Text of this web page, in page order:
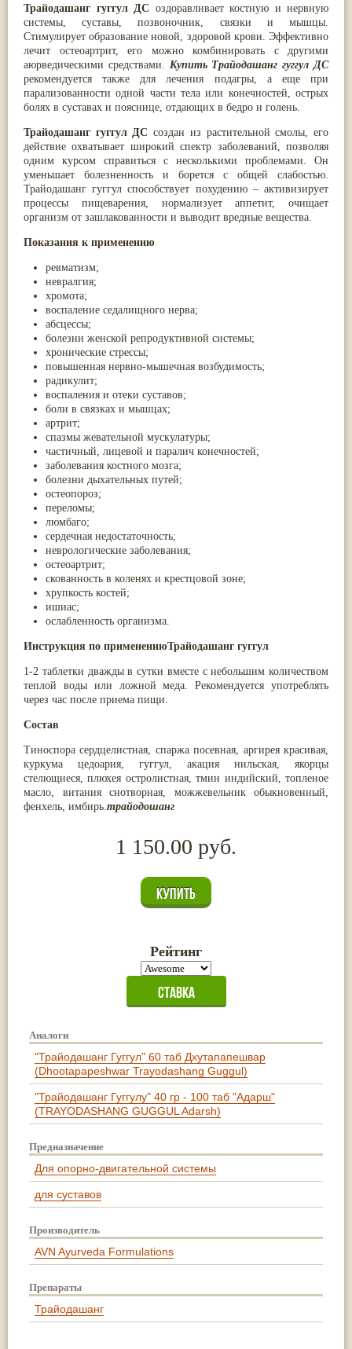
Трайодашанг гуггул ДС оздоравливает костную и нервную
системы, суставы, позвоночник, связки и мышцы.
Стимулирует образование новой, здоровой крови. Эффективно
лечит остеоартрит, его можно комбинировать с другими
аюрведическими средствами. Купить Трайодашанг гуггул ДС
рекомендуется также для лечения подагры, а еще при
парализованности одной части тела или конечностей, острых
болях в суставах и пояснице, отдающих в бедро и голень.
Трайодашанг гуггул ДСсоздан из растительной смолы, его
действие охватывает широкий спектр заболеваний, позволяя
одним курсом справиться с несколькими проблемами. Он
уменьшает болезненность и борется с общей слабостью.
Трайодашанг гуггул способствует похудению – активизирует
процессы пищеварения, нормализует аппетит, очищает
организм от зашлакованности и выводит вредные вещества.
Показания к применению
ревматизм;
невралгия;
хромота;
воспаление седалищного нерва;
абсцессы;
болезни женской репродуктивной системы;
хронические стрессы;
повышенная нервно-мышечная возбудимость;
радикулит;
воспаления и отеки суставов;
боли в связках и мышцах;
артрит;
спазмы жевательной мускулатуры;
частичный, лицевой и паралич конечностей;
заболевания костного мозга;
болезни дыхательных путей;
остеопороз;
переломы;
люмбаго;
сердечная недостаточность;
неврологические заболевания;
остеоартрит;
скованность в коленях и крестцовой зоне;
хрупкость костей;
ишиас;
ослабленность организма.
Инструкция по применениюТрайодашанг гуггул
1-2 таблетки дважды в сутки вместе с небольшим количеством
теплой воды или ложной меда. Рекомендуется употреблять
через час после приема пищи.
Состав
Тиноспора сердцелистная, спаржа посевная, аргирея красивая,
куркума цедоария, гуггул, акация нильская, якорцы
стелющиеся, плюхея остролистная, тмин индийский, топленое
масло, витания снотворная, можжевельник обыкновенный,
фенхель, имбирь. трайодошанг
1 150.00 руб.
Рейтинг
Аналоги
"Трайодашанг Гуггул" 60 таб Дхутапапешвар
(Dhootapapeshwar Trayodashang Guggul)
"Трайодашанг Гуггулу" 40 гр - 100 таб "Адарш"
(TRAYODASHANG GUGGUL Adarsh)
Предназначение
Для опорно-двигательной системы
для суставов
Производитель
AVN Ayurveda Formulations
Препараты
Трайодашанг
Паслён черный
(13)
Ипомея (12)
Коричник цейлонский(12)
Мирра(12)
Розовая соль(12)
Сверция(12)
Виноград(11)
Каменная соль(11)
Мукуна жгучая(11)
Ним(11)
Патала(11)
Перец чаба
(11)
Соссюрея/кушта(11)
Турпет(11)
Алойное дерево(10)
Тмин обыкновенный
Ашока(9)
Вишня гималайская
Данти(9)
Мурва(9)
Птерокарпус мешковидный(9)
Юстиция сосудистая/Васака (9)
Жасмин (8)
Каранджа(8)
Касторовое масло(8)
Кутаки(8)
Мята(8)
Пушкара(8)
more...